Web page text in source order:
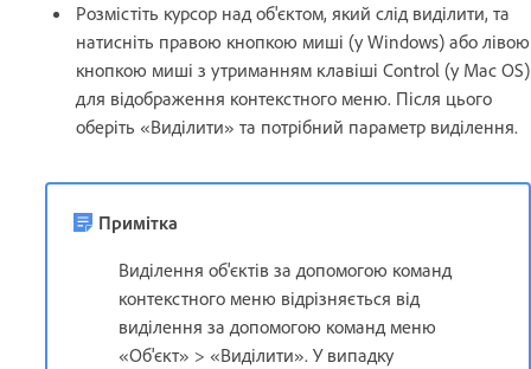
Розмістіть курсор над об'єктом, який слід виділити, та
натисніть правою кнопкою миші (у Windows) або лівою
кнопкою миші з утриманням клавіші Control (у Mac OS)
для відображення контекстного меню. Після цього
оберіть «Виділити» та потрібний параметр виділення.
Примітка
Виділення об'єктів за допомогою команд
контекстного меню відрізняється від
виділення за допомогою команд меню
«Об'єкт» > «Виділити». У випадку